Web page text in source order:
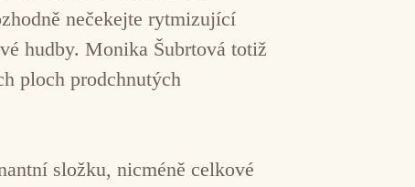
nečekejte rytmizující
hudby. Monika Šubrtová totiž
ploch prodchnutých
složku, nicméně celkové